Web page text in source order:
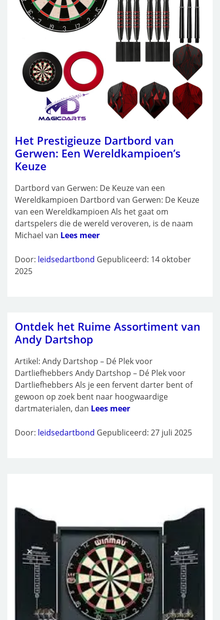
Het Prestigieuze Dartbord van
Gerwen: Een Wereldkampioen’s
Keuze
Dartbord van Gerwen: De Keuze van een
Wereldkampioen Dartbord van Gerwen: De Keuze
van een Wereldkampioen Als het gaat om
dartspelers die de wereld veroveren, is de naam
Michael van Lees meer
Door: leidsedartbond Gepubliceerd: 14 oktober
2025
Ontdek het Ruime Assortiment van
Andy Dartshop
Artikel: Andy Dartshop – Dé Plek voor
Dartliefhebbers Andy Dartshop – Dé Plek voor
Dartliefhebbers Als je een fervent darter bent of
gewoon op zoek bent naar hoogwaardige
dartmaterialen, dan Lees meer
Door: leidsedartbond Gepubliceerd: 27 juli 2025